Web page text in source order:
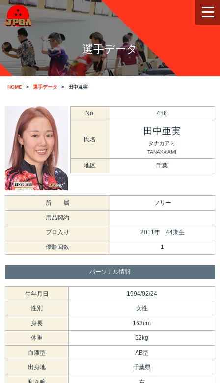
選手データ
HOME 選手データ 田中亜実
No. 486
氏名
田中亜実
タナカアミ
TANAKA AMI
地区 千葉
所 属 フリー
用品契約
プロ入り 2011年 44期生
優勝回数 1
パーソナル情報
生年月日 1994/02/24
性別 女性
身長 163cm
体重 52kg
血液型 AB型
出身地 千葉県